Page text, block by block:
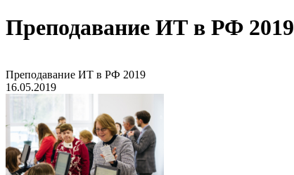
Преподавание ИТ в РФ 2019
Преподавание ИТ в РФ 2019
16.05.2019